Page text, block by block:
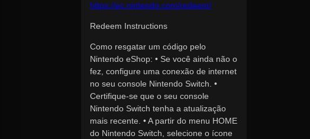
https://ec.nintendo.com/redeem/
Redeem Instructions
Como resgatar um código pelo
Nintendo eShop: • Se você ainda não o
fez, configure uma conexão de internet
no seu console Nintendo Switch. •
Certifique-se que o seu console
Nintendo Switch tenha a atualização
mais recente. • A partir do menu HOME
do Nintendo Switch, selecione o ícone